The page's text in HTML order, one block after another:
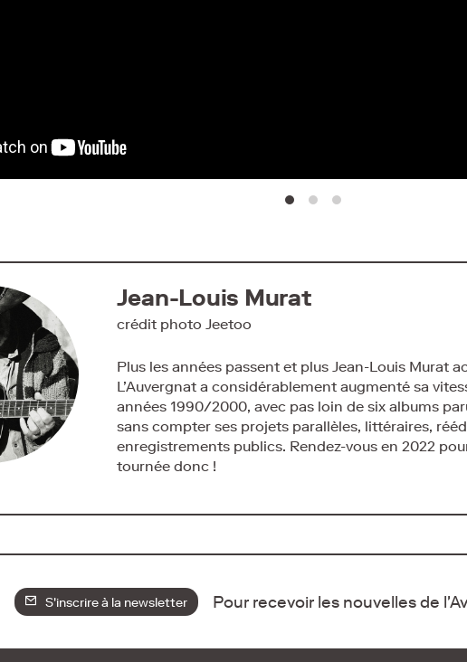
Jean-Louis Murat
crédit photo Jeetoo
Plus les années passent et plus Jean-Louis Murat
L’Auvergnat a considérablement augmenté sa
années 1990/2000, avec pas loin de six albums
sans compter ses projets parallèles, littéraires,
enregistrements publics. Rendez-vous en 2022
tournée donc !
S'inscrire à la newsletter Pour recevoir les nouvelles de